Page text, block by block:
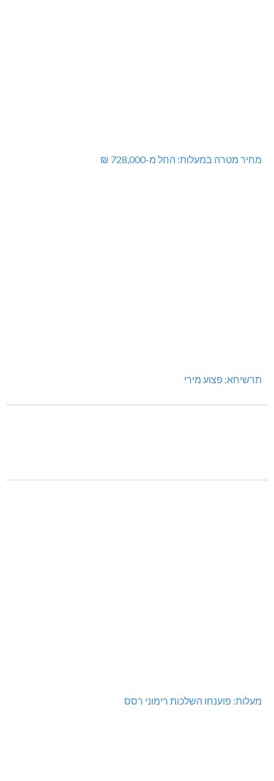
מחיר מטרה במעלות: החל מ-728,000 ₪
תרשיחא: פצוע מירי
מעלות: פוענחו השלכות רימוני רסס